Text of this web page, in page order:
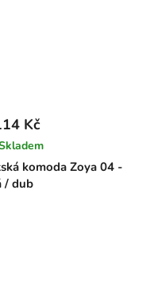
komoda Zoya 04 -
/ dub
Kč